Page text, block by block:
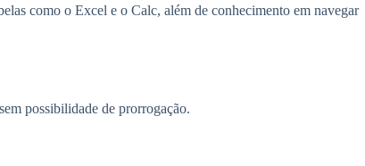
como o Excel e o Calc, além de conhecimento em navegar
possibilidade de prorrogação.